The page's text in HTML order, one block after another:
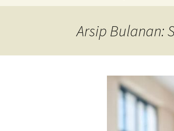
Arsip Bulanan: